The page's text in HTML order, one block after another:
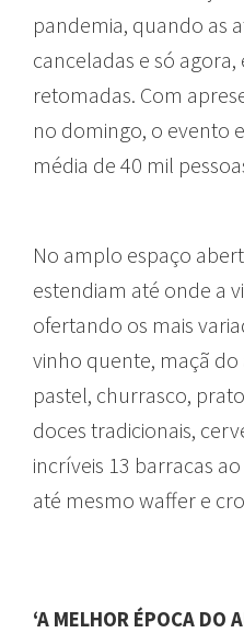
pandemia, quando as
canceladas e só
retomadas. Com
no domingo, o evento
média de 40 mil
No amplo espaço
estendiam até onde a
ofertando os mais
vinho quente, maçã
pastel, churrasco,
doces tradicionais,
incríveis 13 barracas
até mesmo waffer e
‘A MELHOR ÉPOCA DO